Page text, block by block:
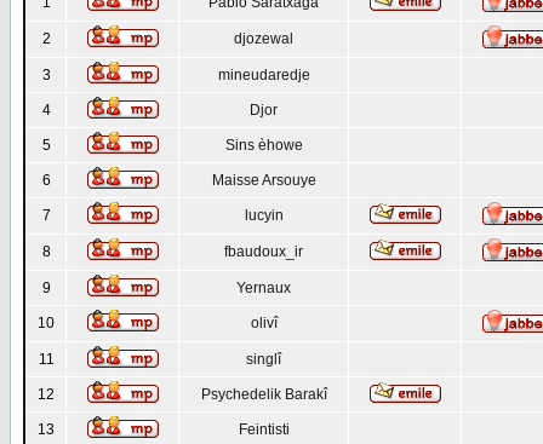
2 djozewal
3 mineudaredje
4 Djor
5 Sins èhowe
6 Maisse Arsouye
7 lucyin
8 fbaudoux_ir
9 Yernaux
10 olivî
11 singlî
12 Psychedelik Barakî
13 Feintisti